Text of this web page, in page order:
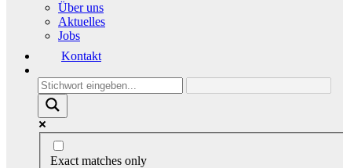
Über uns
Aktuelles
Jobs
Kontakt
Exact matches only